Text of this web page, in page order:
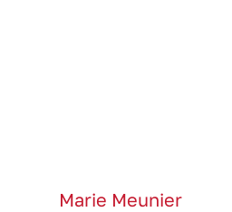
Marie Meunier